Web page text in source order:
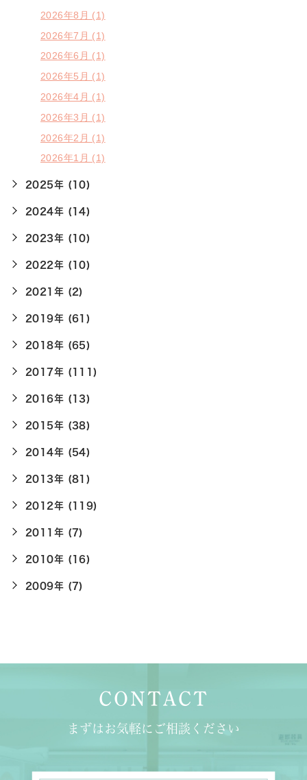
2026年8月 (1)
2026年7月 (1)
2026年6月 (1)
2026年5月 (1)
2026年4月 (1)
2026年3月 (1)
2026年2月 (1)
2026年1月 (1)
2025年 (10)
2024年 (14)
2023年 (10)
2022年 (10)
2021年 (2)
2019年 (61)
2018年 (65)
2017年 (111)
2016年 (13)
2015年 (38)
2014年 (54)
2013年 (81)
2012年 (119)
2011年 (7)
2010年 (16)
2009年 (7)
CONTACT
まずはお気軽にご相談ください